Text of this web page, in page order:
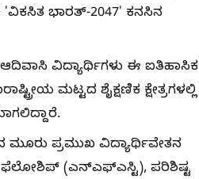
'ವಿಕಸಿತ ಭಾರತ್-2047' ಕನಸಿನ
ವಿದ್ಯಾರ್ಥಿಗಳು ಈ ಐತಿಹಾಸಿಕ
ಮಟ್ಟದ ಶೈಕ್ಷಣಿಕ ಕ್ಷೇತ್ರಗಳಲ್ಲಿ
ಮೂರು ಪ್ರಮುಖ ವಿದ್ಯಾರ್ಥಿವೇತನ
ಫೆಲೋಶಿಪ್ (ಎನ್‌ಎಫ್‌ಎಸ್ಟಿ), ಪರಿಶಿಷ್ಟ